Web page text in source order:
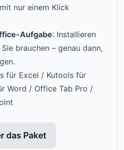
nur einem Klick
Aufgabe: Installieren
brauchen – genau dann,
für Excel / Kutools für
Word / Office Tab Pro /
das Paket